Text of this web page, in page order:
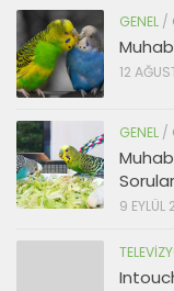
GENEL /
12
GENEL /
Sorular
9 EYLÜL